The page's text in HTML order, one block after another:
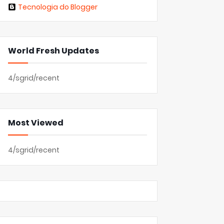
Tecnologia do Blogger
World Fresh Updates
4/sgrid/recent
Most Viewed
4/sgrid/recent